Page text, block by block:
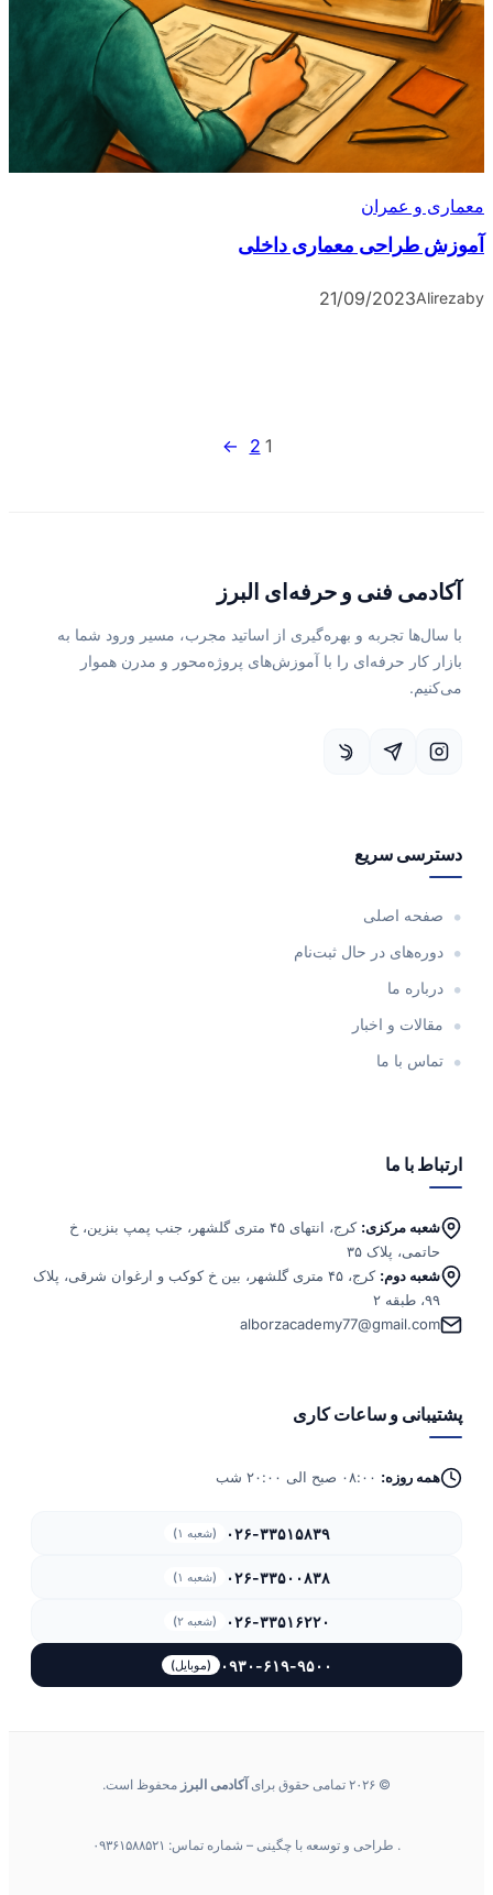
معماری و عمران
آموزش طراحی معماری داخلی
by
Alireza
21/09/2023
1
2
→
آکادمی فنی و حرفه‌ای البرز
با سال‌ها تجربه و بهره‌گیری از اساتید مجرب، مسیر ورود شما به
بازار کار حرفه‌ای را با آموزش‌های پروژه‌محور و مدرن هموار
می‌کنیم.
دسترسی سریع
صفحه اصلی
دوره‌های در حال ثبت‌نام
درباره ما
مقالات و اخبار
تماس با ما
ارتباط با ما
شعبه مرکزی:
کرج، انتهای ۴۵ متری گلشهر، جنب پمپ بنزین، خ
حاتمی، پلاک ۳۵
شعبه دوم:
کرج، ۴۵ متری گلشهر، بین خ کوکب و ارغوان شرقی، پلاک
۹۹، طبقه ۲
alborzacademy77@gmail.com
پشتیبانی و ساعات کاری
همه روزه:
۰۲۶-۳۳۵۱۵۸۳۹ (شعبه ۱)
۰۲۶-۳۳۵۰۰۸۳۸ (شعبه ۱)
۰۲۶-۳۳۵۱۶۲۲۰ (شعبه ۲)
۰۹۳۰-۶۱۹-۹۵۰۰ (موبایل)
© ۲۰۲۶ تمامی حقوق برای آکادمی البرز محفوظ است.
. طراحی و توسعه با چگینی – شماره تماس: ۰۹۳۶۱۵۸۸۵۲۱